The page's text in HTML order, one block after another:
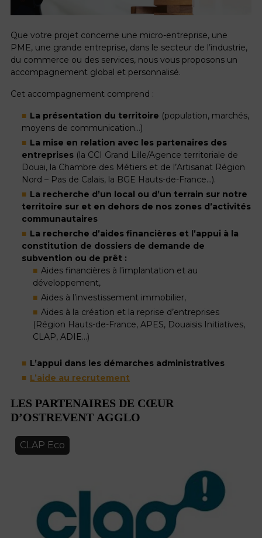
Que votre projet concerne une micro-entreprise, une
PME, une grande entreprise, dans le secteur de l’industrie,
du commerce ou des services, nous vous proposons un
accompagnement global et personnalisé.
Cet accompagnement comprend :
La présentation du territoire (population, marchés,
moyens de communication…)
La mise en relation avec les partenaires des
entreprises (la CCI Grand Lille/Agence territoriale de
Douai, la Chambre des Métiers et de l’Artisanat Région
Nord – Pas de Calais, la BGE Hauts-de-France…).
La recherche d’un local ou d’un terrain sur notre
territoire sur et en dehors de nos zones d’activités
communautaires
La recherche d’aides financières et l’appui à la
constitution de dossiers de demande de
subvention ou de prêt :
Aides financières à l’implantation et au
développement,
Aides à l’investissement immobilier,
Aides à la création et la reprise d’entreprises
(Région Hauts-de-France, APES, Douaisis Initiatives,
CLAP, ADIE…)
L’appui dans les démarches administratives
L’aide au recrutement
LES PARTENAIRES DE CŒUR
D’OSTREVENT AGGLO
CLAP Eco